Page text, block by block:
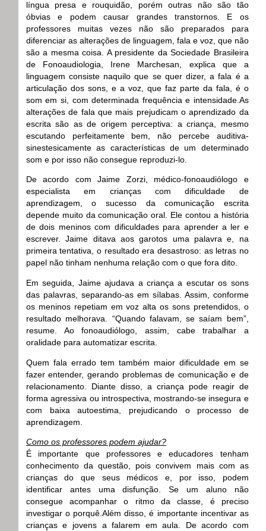
língua presa e rouquidão, porém outras não são tão
óbvias e podem causar grandes transtornos. E os
professores muitas vezes não são preparados para
diferenciar as alterações de linguagem, fala e voz, que não
são a mesma coisa. A presidente da Sociedade Brasileira
de Fonoaudiologia, Irene Marchesan, explica que a
linguagem consiste naquilo que se quer dizer, a fala é a
articulação dos sons, e a voz, que faz parte da fala, é o
som em si, com determinada frequência e intensidade.As
alterações de fala que mais prejudicam o aprendizado da
escrita são as de origem perceptiva: a criança, mesmo
escutando perfeitamente bem, não percebe auditiva-
sinestesicamente as características de um determinado
som e por isso não consegue reproduzi-lo.
De acordo com Jaime Zorzi, médico-fonoaudiólogo e
especialista em crianças com dificuldade de
aprendizagem, o sucesso da comunicação escrita
depende muito da comunicação oral. Ele contou a história
de dois meninos com dificuldades para aprender a ler e
escrever. Jaime ditava aos garotos uma palavra e, na
primeira tentativa, o resultado era desastroso: as letras no
papel não tinham nenhuma relação com o que fora dito.
Em seguida, Jaime ajudava a criança a escutar os sons
das palavras, separando-as em sílabas. Assim, conforme
os meninos repetiam em voz alta os sons pretendidos, o
resultado melhorava. “Quando falavam, se saíam bem”,
resume. Ao fonoaudiólogo, assim, cabe trabalhar a
oralidade para automatizar escrita.
Quem fala errado tem também maior dificuldade em se
fazer entender, gerando problemas de comunicação e de
relacionamento. Diante disso, a criança pode reagir de
forma agressiva ou introspectiva, mostrando-se insegura e
com baixa autoestima, prejudicando o processo de
aprendizagem.
Como os professores podem ajudar?
É importante que professores e educadores tenham
conhecimento da questão, pois convivem mais com as
crianças do que seus médicos e, por isso, podem
identificar antes uma disfunção. Se um aluno não
consegue acompanhar o ritmo da classe, é preciso
investigar o porquê.Além disso, é importante incentivar as
crianças e jovens a falarem em aula. De acordo com